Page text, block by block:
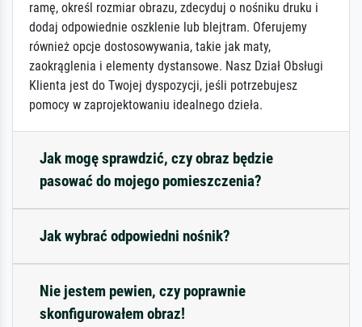
ramę, określ rozmiar obrazu, zdecyduj o nośniku druku i
dodaj odpowiednie oszklenie lub blejtram. Oferujemy
również opcje dostosowywania, takie jak maty,
zaokrąglenia i elementy dystansowe. Nasz Dział Obsługi
Klienta jest do Twojej dyspozycji, jeśli potrzebujesz
pomocy w zaprojektowaniu idealnego dzieła.
Jak mogę sprawdzić, czy obraz będzie
pasować do mojego pomieszczenia?
Jak wybrać odpowiedni nośnik?
Nie jestem pewien, czy poprawnie
skonfigurowałem obraz!